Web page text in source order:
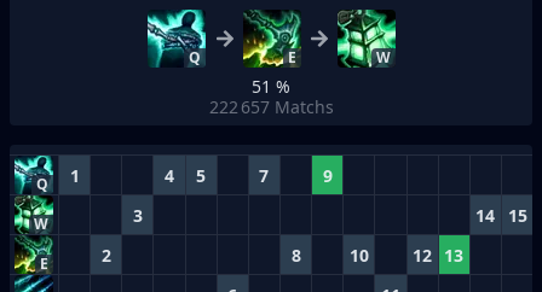
Q E W
51 %
222 657 Matchs
Q 1 4 5 7 9
W 3 14 15
E 2 8 10 12 13